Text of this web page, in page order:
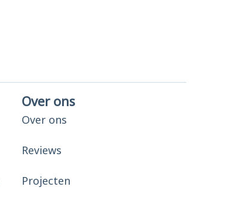
Over ons
Over ons
Reviews
Projecten